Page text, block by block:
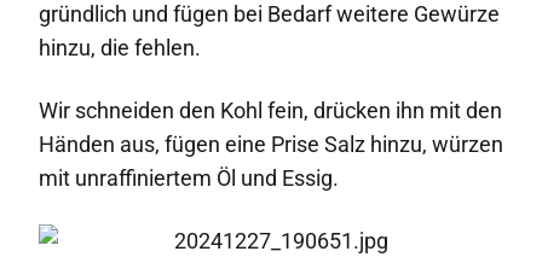
gründlich und fügen bei Bedarf weitere Gewürze
hinzu, die fehlen.
Wir schneiden den Kohl fein, drücken ihn mit den
Händen aus, fügen eine Prise Salz hinzu, würzen
mit unraffiniertem Öl und Essig.